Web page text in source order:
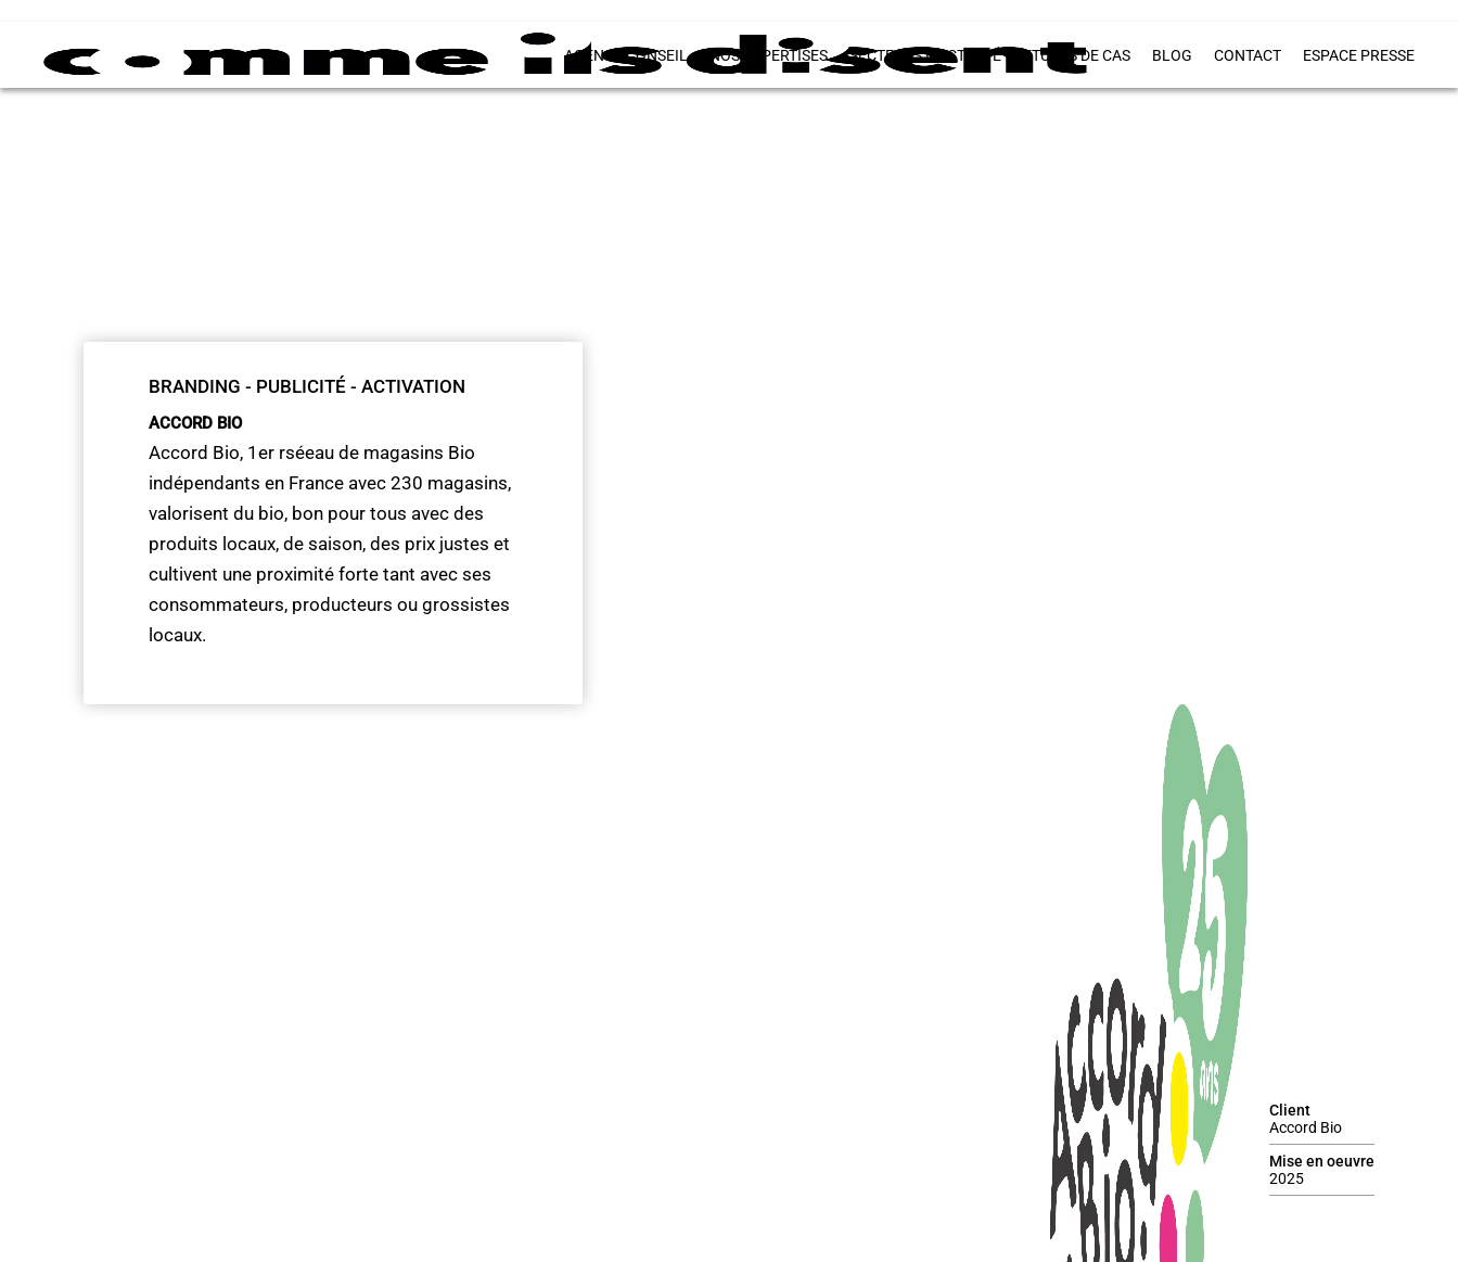
AGENCE CONSEIL NOS EXPERTISES SECTEURS D’ACTIVITÉ ETUDES DE CAS BLOG CONTACT ESPACE PRESSE
BRANDING - PUBLICITÉ - ACTIVATION
ACCORD BIO
Accord Bio, 1er rséeau de magasins Bio
indépendants en France avec 230 magasins,
valorisent du bio, bon pour tous avec des
produits locaux, de saison, des prix justes et
cultivent une proximité forte tant avec ses
consommateurs, producteurs ou grossistes
locaux.
Client
Accord Bio
Mise en oeuvre
2025